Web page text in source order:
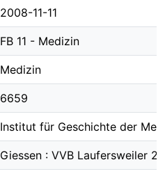
2008-11-11
FB 11 - Medizin
Medizin
6659
Institut für Geschichte der
Giessen : VVB Laufersweiler